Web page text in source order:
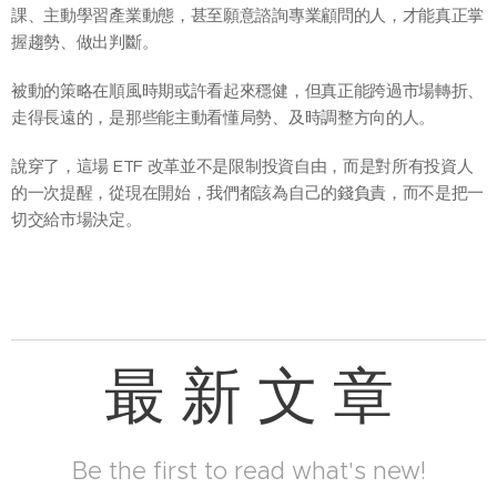
課、主動學習產業動態，甚至願意諮詢專業顧問的人，才能真正掌
握趨勢、做出判斷。
被動的策略在順風時期或許看起來穩健，但真正能跨過市場轉折、
走得長遠的，是那些能主動看懂局勢、及時調整方向的人。
說穿了，這場 ETF 改革並不是限制投資自由，而是對所有投資人
的一次提醒，從現在開始，我們都該為自己的錢負責，而不是把一
切交給市場決定。
最 新 文 章
Be the first to read what's new!